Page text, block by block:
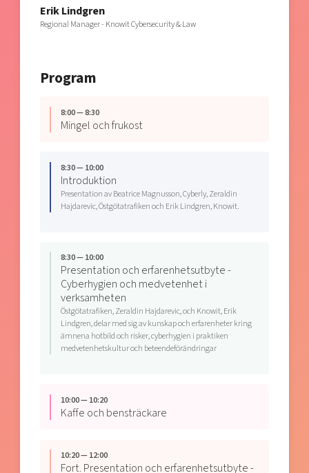
Erik Lindgren
Regional Manager - Knowit Cybersecurity & Law
Program
8:00 — 8:30
Mingel och frukost
8:30 — 10:00
Introduktion
Presentation av Beatrice Magnusson, Cyberly, Zeraldin
Hajdarevic, Östgötatrafiken och Erik Lindgren, Knowit.
8:30 — 10:00
Presentation och erfarenhetsutbyte -
Cyberhygien och medvetenhet i
verksamheten
Östgötatrafiken, Zeraldin Hajdarevic, och Knowit, Erik
Lindgren, delar med sig av kunskap och erfarenheter kring
ämnena hotbild och risker, cyberhygien i praktiken
medvetenhetskultur och beteendeförändringar
10:00 — 10:20
Kaffe och bensträckare
10:20 — 12:00
Fort. Presentation och erfarenhetsutbyte -